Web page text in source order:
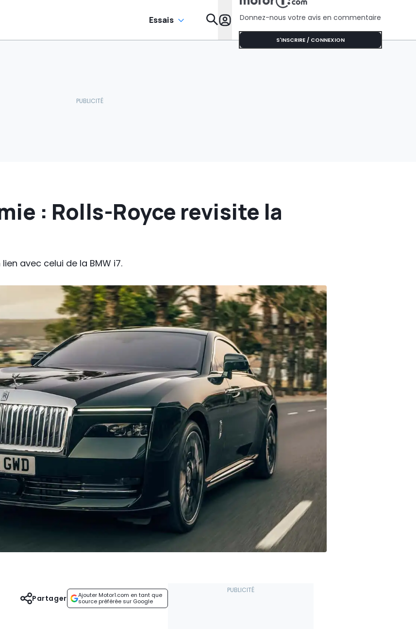
Essais Donnez-nous votre avis en commentaire
S'INSCRIRE / CONNEXION
: Rolls-Royce revisite la
avec celui de la BMW i7.
Ajouter Motor1.com en tant que
source préférée sur Google
Partager
l’Australie